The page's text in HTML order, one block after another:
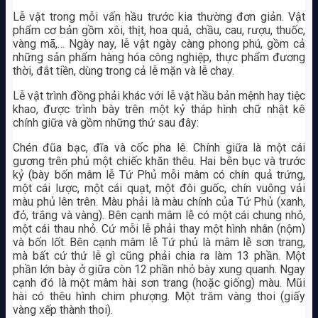
Lễ vật trong mỗi vấn hầu trước kia thường đơn giản. Vật
phẩm cơ bản gồm xôi, thịt, hoa quả, chầu, cau, rượu, thuốc,
vàng mã,… Ngày nay, lễ vật ngày càng phong phú, gồm cả
những sản phẩm hàng hóa công nghiệp, thực phẩm đương
thời, đắt tiền, dùng trong cả lễ mặn và lễ chay.
Lễ vật trình đồng phải khác với lễ vật hầu bản mệnh hay tiệc
khao, được trình bày trên một kỷ tháp hình chữ nhật kê
chính giữa và gồm những thứ sau đây:
Chén đũa bạc, đĩa và cốc pha lê. Chính giữa là một cái
gương trên phủ một chiếc khăn thêu. Hai bên bục và trước
kỷ (bày bốn mâm lễ Tứ Phủ mỗi mâm có chín quả trứng,
một cái lược, một cái quạt, một đôi guốc, chín vuông vải
màu phủ lên trên. Màu phải là màu chính của Tứ Phủ (xanh,
đỏ, trắng và vàng). Bên cạnh mâm lễ có một cái chung nhỏ,
một cái thau nhỏ. Cứ mỗi lễ phải thay một hình nhân (nộm)
và bốn lốt. Bên cạnh mâm lễ Tứ phủ là mâm lễ sơn trang,
mà bất cứ thứ lễ gì cũng phải chia ra làm 13 phần. Một
phần lớn bày ở giữa còn 12 phần nhỏ bày xung quanh. Ngay
cạnh đó là một mâm hài sơn trang (hoặc giống) màu. Mũi
hài có thêu hình chim phượng. Một trăm vàng thoi (giấy
vàng xếp thành thoi).